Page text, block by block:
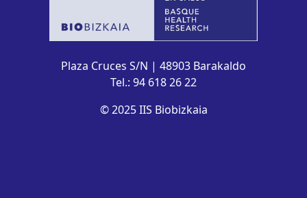
Plaza Cruces S/N | 48903 Barakaldo
Tel.: 94 618 26 22
© 2025 IIS Biobizkaia